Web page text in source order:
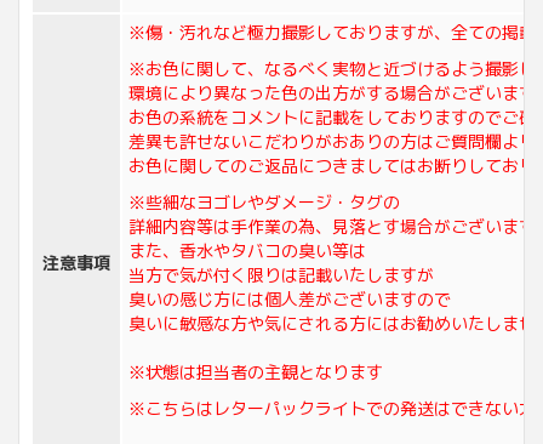
注意事項
※傷・汚れなど極力撮影しておりますが、全ての掲載
※お色に関して、なるべく実物と近づけるよう撮影し
環境により異なった色の出方がする場合がございます
お色の系統をコメントに記載をしておりますのでご確
差異も許せないこだわりがおありの方はご質問欄より
お色に関してのご返品につきましてはお断りしており
※些細なヨゴレやダメージ・タグの
詳細内容等は手作業の為、見落とす場合がございます
また、香水やタバコの臭い等は
当方で気が付く限りは記載いたしますが
臭いの感じ方には個人差がございますので
臭いに敏感な方や気にされる方にはお勧めいたしませ
※状態は担当者の主観となります
※こちらはレターパックライトでの発送はできない大